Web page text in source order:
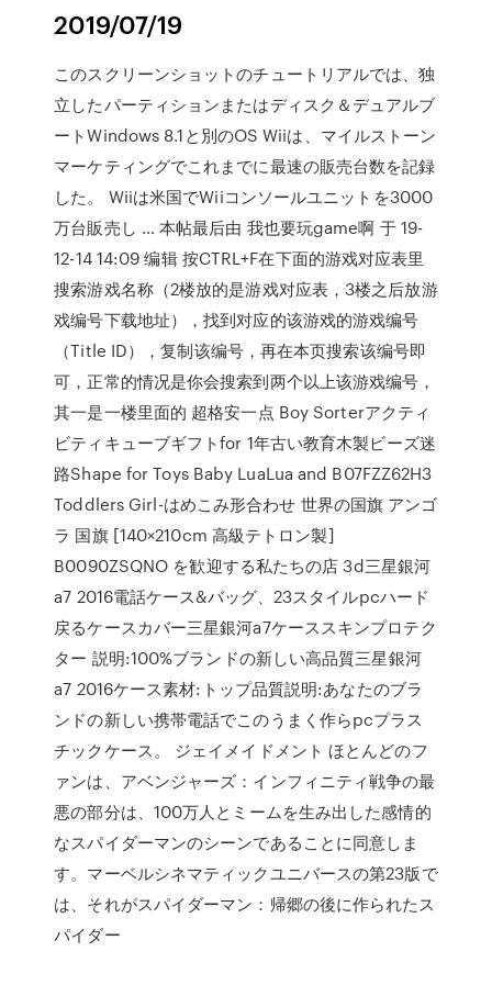
2019/07/19
このスクリーンショットのチュートリアルでは、独
立したパーティションまたはディスク＆デュアルブ
ートWindows 8.1と別のOS Wiiは、マイルストーン
マーケティングでこれまでに最速の販売台数を記録
した。 Wiiは米国でWiiコンソールユニットを3000
万台販売し … 本帖最后由 我也要玩game啊 于 19-
12-14 14:09 编辑 按CTRL+F在下面的游戏对应表里
搜索游戏名称（2楼放的是游戏对应表，3楼之后放游
戏编号下载地址），找到对应的该游戏的游戏编号
（Title ID），复制该编号，再在本页搜索该编号即
可，正常的情况是你会搜索到两个以上该游戏编号，
其一是一楼里面的 超格安一点 Boy Sorterアクティ
ビティキューブギフトfor 1年古い教育木製ビーズ迷
路Shape for Toys Baby LuaLua and B07FZZ62H3
Toddlers Girl-はめこみ形合わせ 世界の国旗 アンゴ
ラ 国旗 [140×210cm 高級テトロン製]
B0090ZSQNO を歓迎する私たちの店 3d三星銀河
a7 2016電話ケース&バッグ、23スタイルpcハード
戻るケースカバー三星銀河a7ケーススキンプロテク
ター 説明:100%ブランドの新しい高品質三星銀河
a7 2016ケース素材:トップ品質説明:あなたのブラ
ンドの新しい携帯電話でこのうまく作らpcプラス
チックケース。 ジェイメイドメント ほとんどのフ
ァンは、アベンジャーズ：インフィニティ戦争の最
悪の部分は、100万人とミームを生み出した感情的
なスパイダーマンのシーンであることに同意しま
す。マーベルシネマティックユニバースの第23版で
は、それがスパイダーマン：帰郷の後に作られたス
パイダー